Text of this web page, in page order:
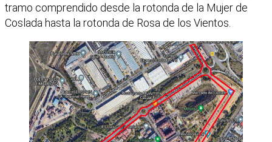
tramo comprendido desde la rotonda de la Mujer de
Coslada hasta la rotonda de Rosa de los Vientos.